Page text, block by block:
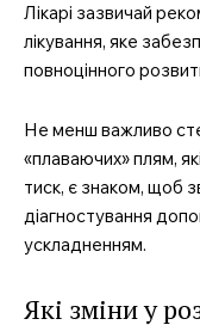
Лікарі зазвичай
лікування, яке
повноцінного
Не менш важливо
«плаваючих» плям,
тиск, є знаком, щоб
діагностування
ускладненням.
Які зміни у